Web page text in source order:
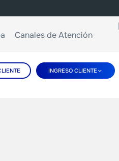
Canales de Atención
INGRESO CLIENTE